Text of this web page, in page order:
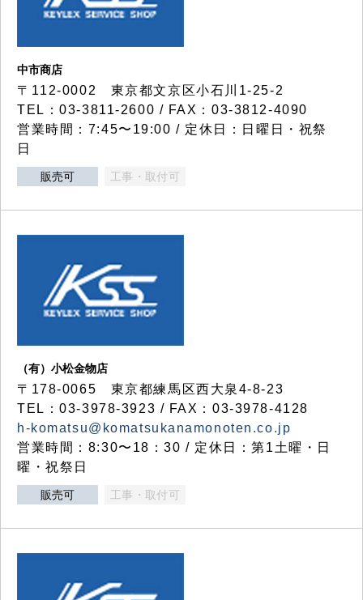
中市商店
〒112-0002 東京都文京区小石川1-25-2
TEL：03-3811-2600 / FAX：03-3812-4090
営業時間：7:45〜19:00 / 定休日：日曜日・祝祭
日
販売可 工事・取付可
（有）小松金物店
〒178-0065 東京都練馬区西大泉4-8-23
TEL：03-3978-3923 / FAX：03-3978-4128
h-komatsu@komatsukanamonoten.co.jp
営業時間：8:30〜18：30 / 定休日：第1土曜・日
曜・祝祭日
販売可 工事・取付可